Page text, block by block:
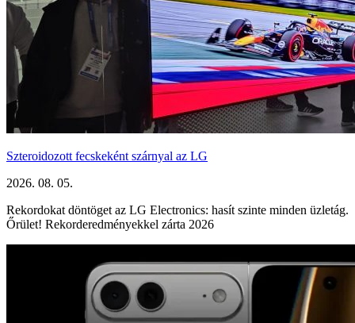
Szteroidozott fecskeként szárnyal az LG
2026. 08. 05.
Rekordokat döntöget az LG Electronics: hasít szinte minden üzletág.
Őrület! Rekorderedményekkel zárta 2026